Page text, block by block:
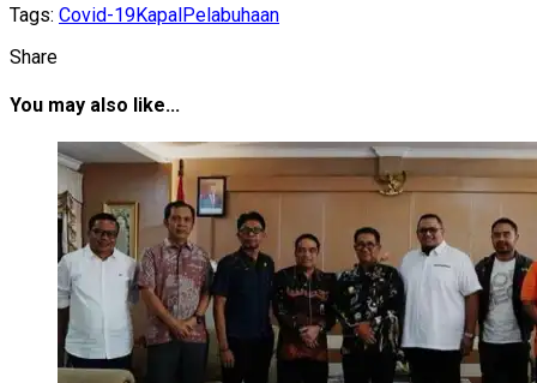
Tags: Covid-19KapalPelabuhaan
Share
You may also like...